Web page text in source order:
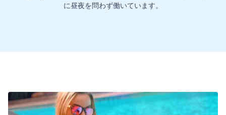
に昼夜を問わず働いています。